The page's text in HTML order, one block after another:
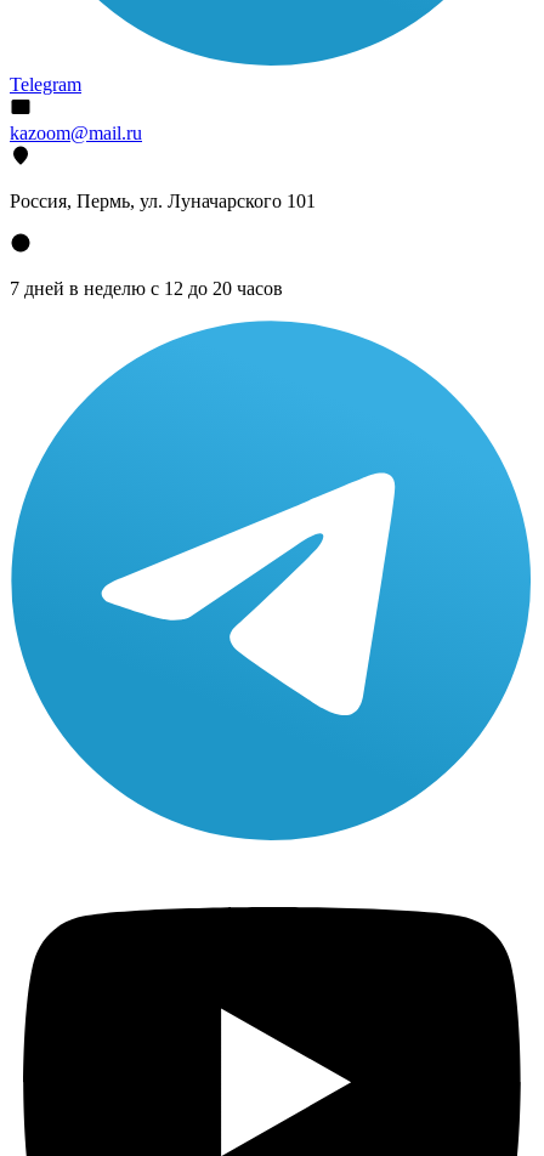
Telegram
kazoom@mail.ru
Россия, Пермь, ул. Луначарского 101
7 дней в неделю с 12 до 20 часов